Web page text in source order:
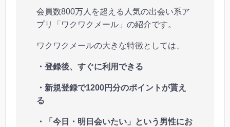
会員数800万人を超える人気の出会い系ア
プリ「ワクワクメール」の紹介です。
ワクワクメールの大きな特徴としては、
・登録後、すぐに利用できる
・新規登録で1200円分のポイントが貰え
る
・「今日・明日会いたい」という男性にお